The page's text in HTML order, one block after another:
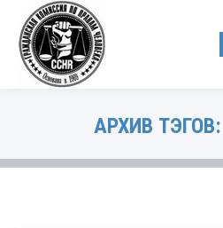
АРХИВ ТЭГОВ: